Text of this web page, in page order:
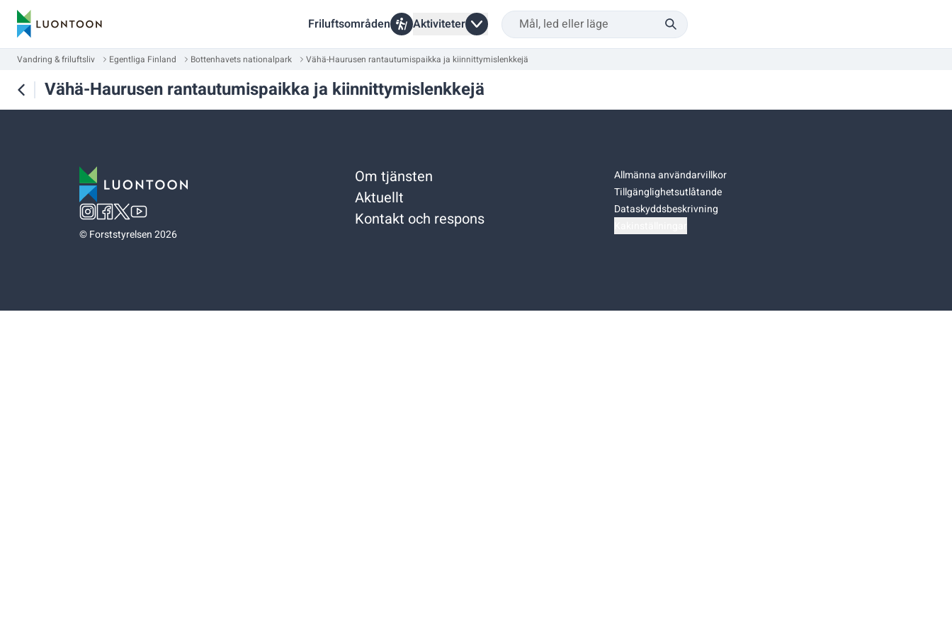
Friluftsområden Aktiviteter
Vandring & friluftsliv Egentliga Finland Bottenhavets nationalpark Vähä-Haurusen rantautumispaikka ja kiinnittymislenkkejä
Vähä-Haurusen rantautumispaikka ja kiinnittymislenkkejä
©Forststyrelsen 2026
Om tjänsten
Aktuellt
Kontakt och respons
Allmänna användarvillkor
Tillgänglighetsutlåtande
Dataskyddsbeskrivning